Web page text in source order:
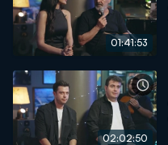
01:41:53
02:02:50